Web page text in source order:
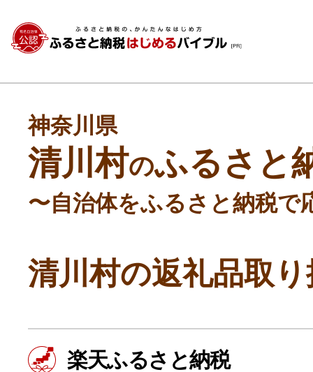
神奈川県
清川村のふるさと
〜自治体をふるさと納税で
清川村の返礼品取
楽天ふるさと納税